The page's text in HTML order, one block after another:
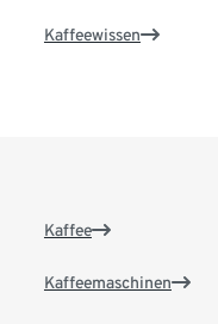
Kaffeewissen
Kaffee
Kaffeemaschinen